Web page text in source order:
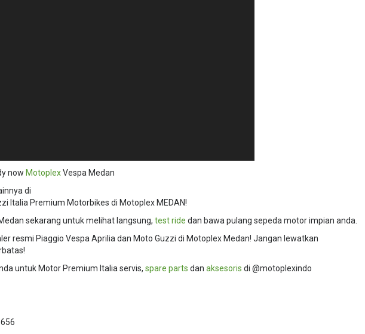
now MotoplexVespa Medan
di
Italia Premium Motorbikes di Motoplex MEDAN!
sekarang untuk melihat langsung, test ride dan bawa pulang sepeda motor impian anda.
resmi Piaggio Vespa Aprilia dan Moto Guzzi di Motoplex Medan! Jangan lewatkan
untuk Motor Premium Italia servis, spare parts dan aksesoris di @motoplexindo